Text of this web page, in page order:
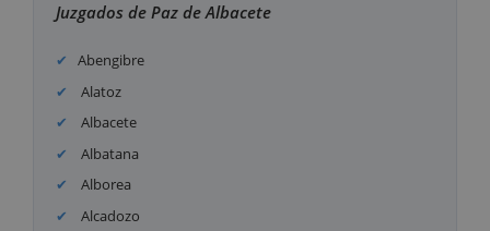
Juzgados de Paz de Albacete
Abengibre
Alatoz
Albacete
Albatana
Alborea
Alcadozo